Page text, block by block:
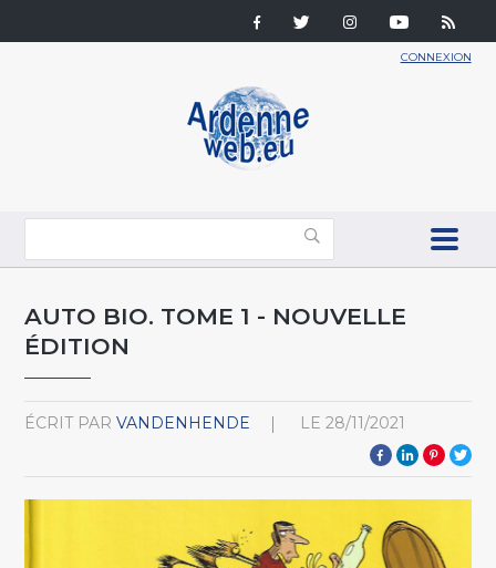
CONNEXION
AUTO BIO. TOME 1 - NOUVELLE
ÉDITION
ÉCRIT PAR VANDENHENDE LE 28/11/2021